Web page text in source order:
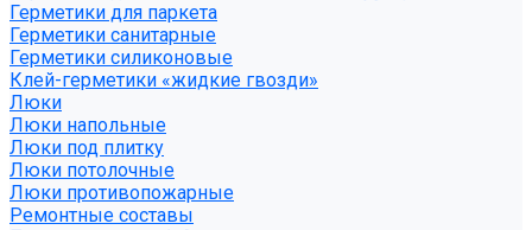
Герметики для паркета
Герметики санитарные
Герметики силиконовые
Клей-герметики «жидкие гвозди»
Люки
Люки напольные
Люки под плитку
Люки потолочные
Люки противопожарные
Ремонтные составы